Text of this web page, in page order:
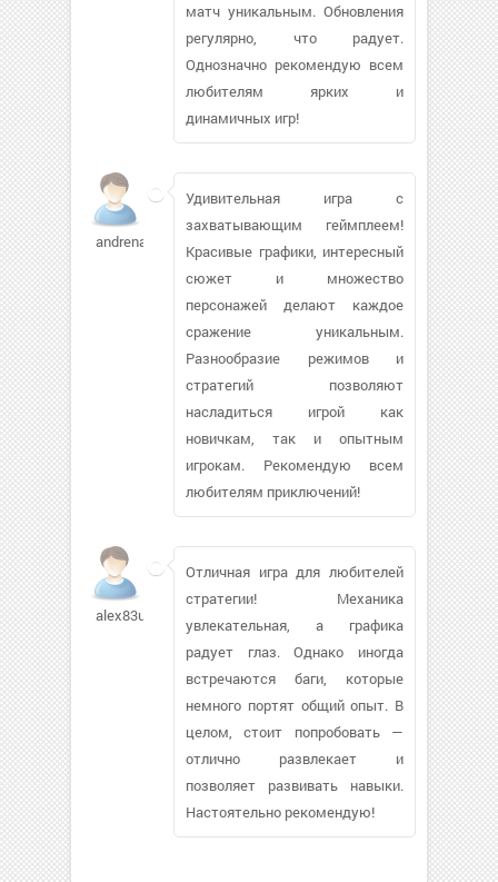
матч уникальным. Обновления
регулярно, что радует.
Однозначно рекомендую всем
любителям ярких и
динамичных игр!
andrenaz654
Удивительная игра с
захватывающим геймплеем!
Красивые графики, интересный
сюжет и множество
персонажей делают каждое
сражение уникальным.
Разнообразие режимов и
стратегий позволяют
насладиться игрой как
новичкам, так и опытным
игрокам. Рекомендую всем
любителям приключений!
alex83us932
Отличная игра для любителей
стратегии! Механика
увлекательная, а графика
радует глаз. Однако иногда
встречаются баги, которые
немного портят общий опыт. В
целом, стоит попробовать —
отлично развлекает и
позволяет развивать навыки.
Настоятельно рекомендую!